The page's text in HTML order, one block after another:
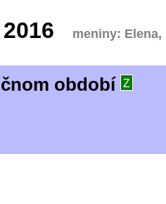
meniny: Elena,
období Z